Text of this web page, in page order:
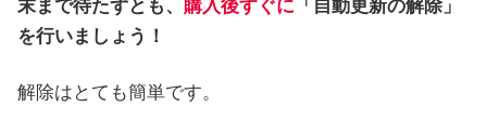
末まで待たずとも、 購入後すぐに 「自動更新の解除」
を行いましょう！
解除はとても簡単です。